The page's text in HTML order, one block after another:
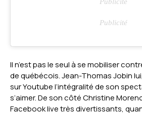
Il n’est pas le seul à se mobiliser
de québécois. Jean-Thomas Jobin
sur Youtube l’intégralité de son
s’aimer. De son côté Christine
Facebook live très divertissants,